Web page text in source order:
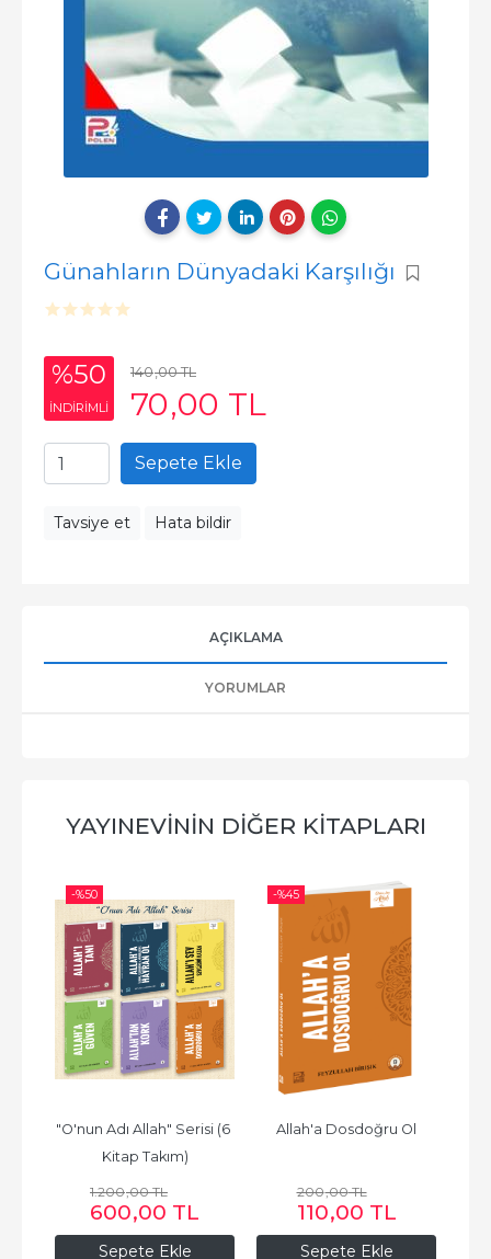
Günahların Dünyadaki Karşılığı
%50
INDIRIMLI
140,00TL
70,00 TL
Sepete Ekle
Tavsiye et Hata bildir
AÇIKLAMA
YORUMLAR
YAYINEVININ DIĞER KITAPLARI
-%50
Sepete Ekle
"O'nun Adı Allah" Serisi (6
Kitap Takım)
1.200,00TL
600,00 TL
-%45
Sepete Ekle
Allah'a Dosdoğru Ol
200,00TL
110,00 TL